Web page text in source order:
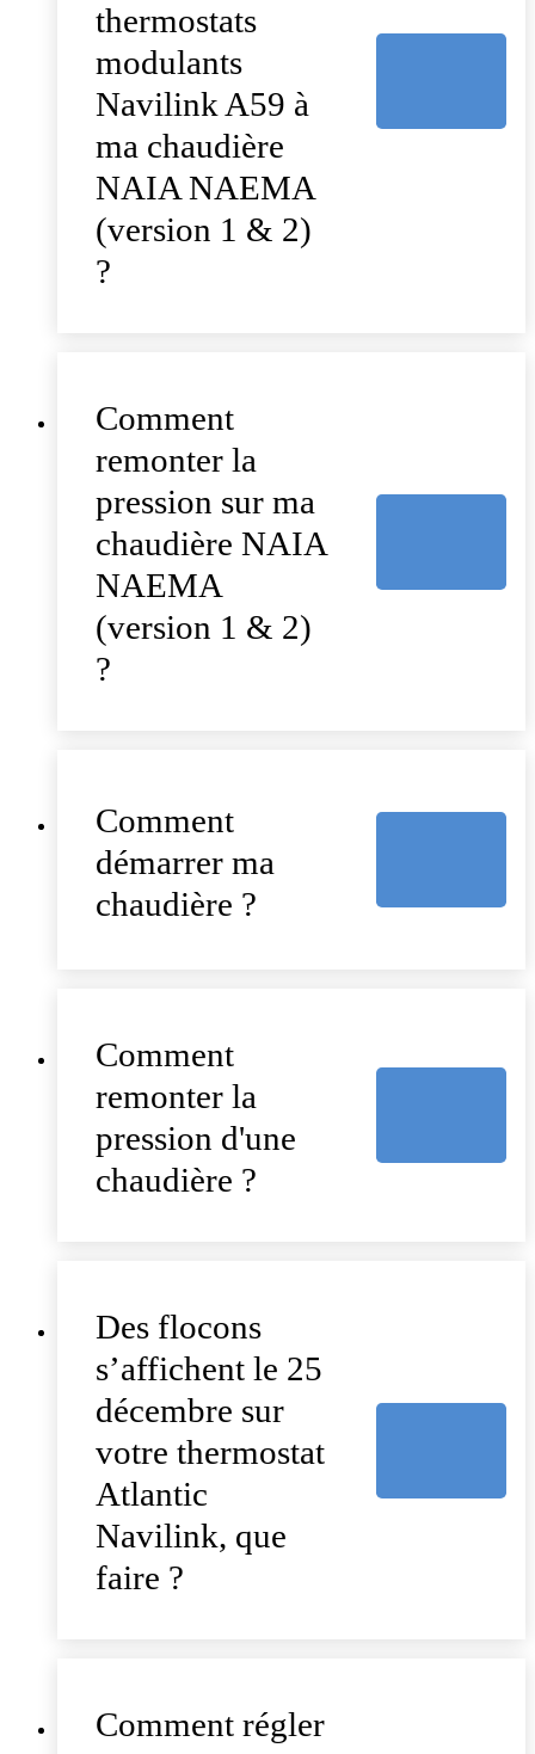
thermostats
modulants
Navilink A59 à
ma chaudière
NAIA NAEMA
(version 1 & 2)
?
Comment
remonter la
pression sur ma
chaudière NAIA
NAEMA
(version 1 & 2)
?
Comment
démarrer ma
chaudière ?
Comment
remonter la
pression d'une
chaudière ?
Des flocons
s’affichent le 25
décembre sur
votre thermostat
Atlantic
Navilink, que
faire ?
Comment régler